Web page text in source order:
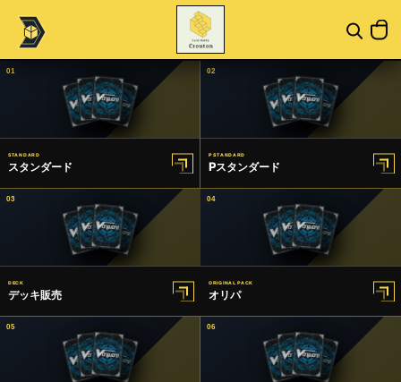
01
STANDARD
スタンダード
02
P STANDARD
Pスタンダード
03
DECK
デッキ販売
04
ORIGINAL PACK
オリパ
05 06